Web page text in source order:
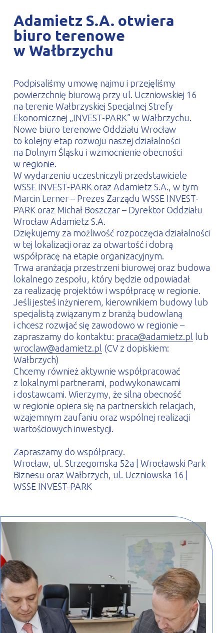
DE
Adamietz S.A. otwiera
biuro terenowe
w Wałbrzychu
Podpisaliśmy umowę najmu i przejęliśmy
powierzchnię biurową przy ul. Uczniowskiej 16
na terenie Wałbrzyskiej Specjalnej Strefy
Ekonomicznej „INVEST-PARK” w Wałbrzychu.
Nowe biuro terenowe Oddziału Wrocław
to kolejny etap rozwoju naszej działalności
na Dolnym Śląsku i wzmocnienie obecności
w regionie.
W wydarzeniu uczestniczyli przedstawiciele
WSSE INVEST-PARK oraz Adamietz S.A., w tym
Marcin Lerner – Prezes Zarządu WSSE INVEST-
PARK oraz Michał Boszczar – Dyrektor Oddziału
Wrocław Adamietz S.A.
Dziękujemy za możliwość rozpoczęcia działalności
w tej lokalizacji oraz za otwartość i dobrą
współpracę na etapie organizacyjnym.
Trwa aranżacja przestrzeni biurowej oraz budowa
lokalnego zespołu, który będzie odpowiadał
za realizację projektów i współpracę w regionie.
Jeśli jesteś inżynierem, kierownikiem budowy lub
specjalistą związanym z branżą budowlaną
i chcesz rozwijać się zawodowo w regionie –
zapraszamy do kontaktu: praca@adamietz.pl lub
wroclaw@adamietz.pl (CV z dopiskiem:
Wałbrzych)
Chcemy również aktywnie współpracować
z lokalnymi partnerami, podwykonawcami
i dostawcami. Wierzymy, że silna obecność
w regionie opiera się na partnerskich relacjach,
wzajemnym zaufaniu oraz wspólnej realizacji
wartościowych inwestycji.
Zapraszamy do współpracy.
Wrocław, ul. Strzegomska 52a | Wrocławski Park
Biznesu oraz Wałbrzych, ul. Uczniowska 16 |
WSSE INVEST-PARK